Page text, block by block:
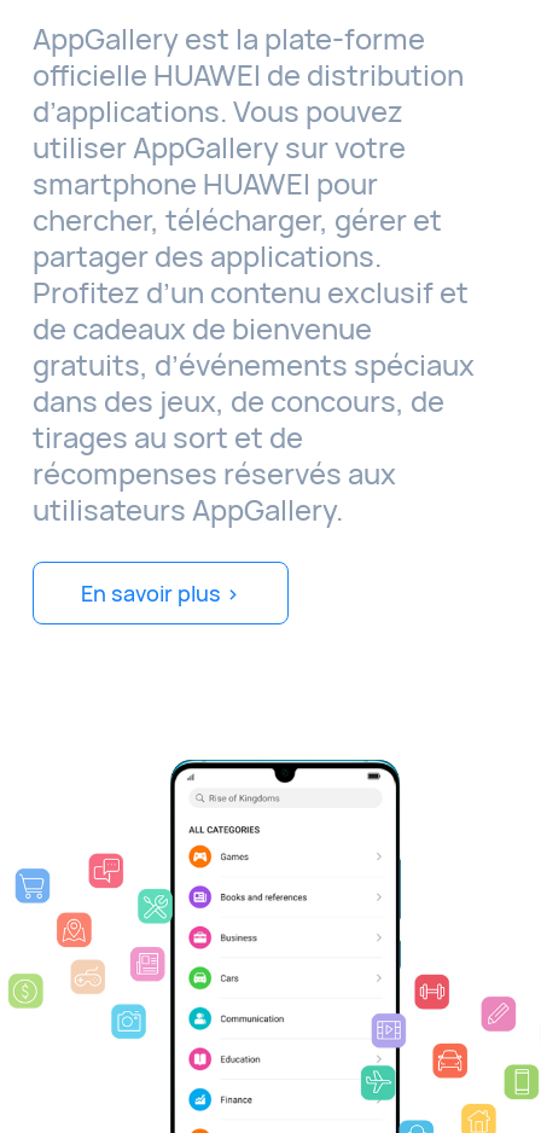
AppGallery est la plate-forme
officielle HUAWEI de distribution
d’applications. Vous pouvez
utiliser AppGallery sur votre
smartphone HUAWEI pour
chercher, télécharger, gérer et
partager des applications.
Profitez d’un contenu exclusif et
de cadeaux de bienvenue
gratuits, d’événements spéciaux
dans des jeux, de concours, de
tirages au sort et de
récompenses réservés aux
utilisateurs AppGallery.
En savoir plus >